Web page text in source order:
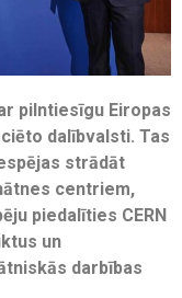
pilntiesīgu Eiropas
dalībvalsti. Tas
strādāt
centriem,
piedalīties CERN
un
darbības